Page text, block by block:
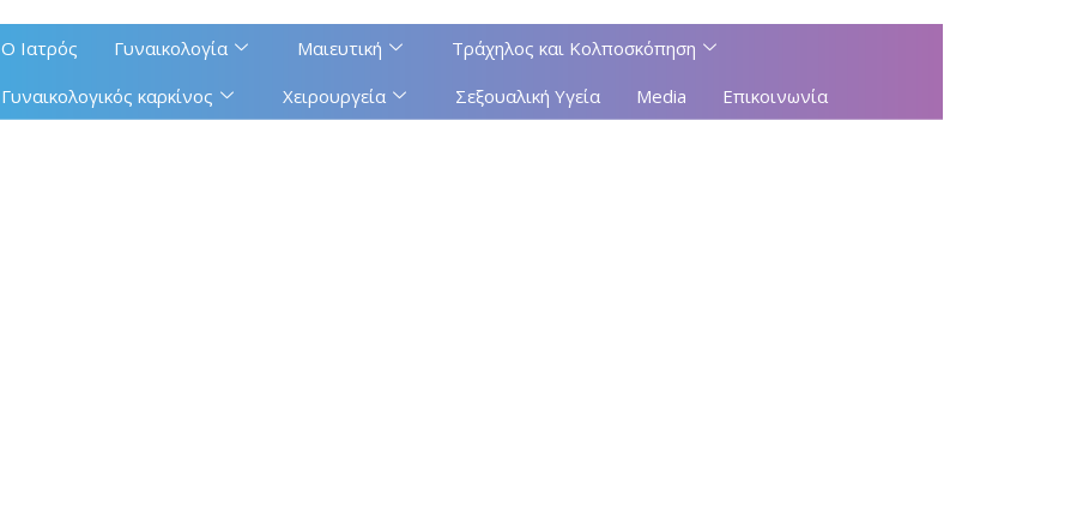
Ο Ιατρός Γυναικολογία Μαιευτική
Τράχηλος και Κολποσκόπηση
Γυναικολογικός καρκίνος
Χειρουργεία Σεξουαλική Υγεία Media Επικοινωνία